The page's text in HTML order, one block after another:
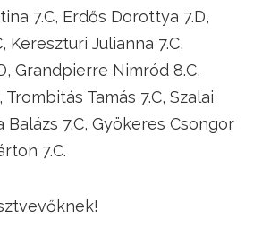
7.C, Erdős Dorottya 7.D,
Kereszturi Julianna 7.C,
Grandpierre Nimród 8.C,
Trombitás Tamás 7.C, Szalai
Balázs 7.C, Gyökeres Csongor
7.C.